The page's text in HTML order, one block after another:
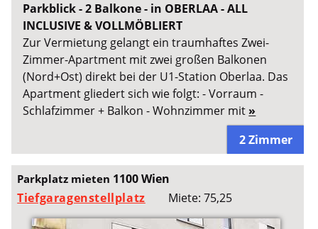
Parkblick - 2 Balkone - in OBERLAA - ALL
INCLUSIVE & VOLLMÖBLIERT
Zur Vermietung gelangt ein traumhaftes Zwei-
Zimmer-Apartment mit zwei großen Balkonen
(Nord+Ost) direkt bei der U1-Station Oberlaa. Das
Apartment gliedert sich wie folgt: - Vorraum -
Schlafzimmer + Balkon - Wohnzimmer mit »
2 Zimmer
Parkplatz mieten 1100 Wien
Tiefgaragenstellplatz
Miete: 75,25